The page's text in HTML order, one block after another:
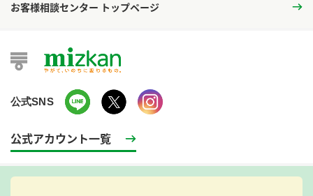
お客様相談センター トップページ
公式SNS
公式アカウント一覧